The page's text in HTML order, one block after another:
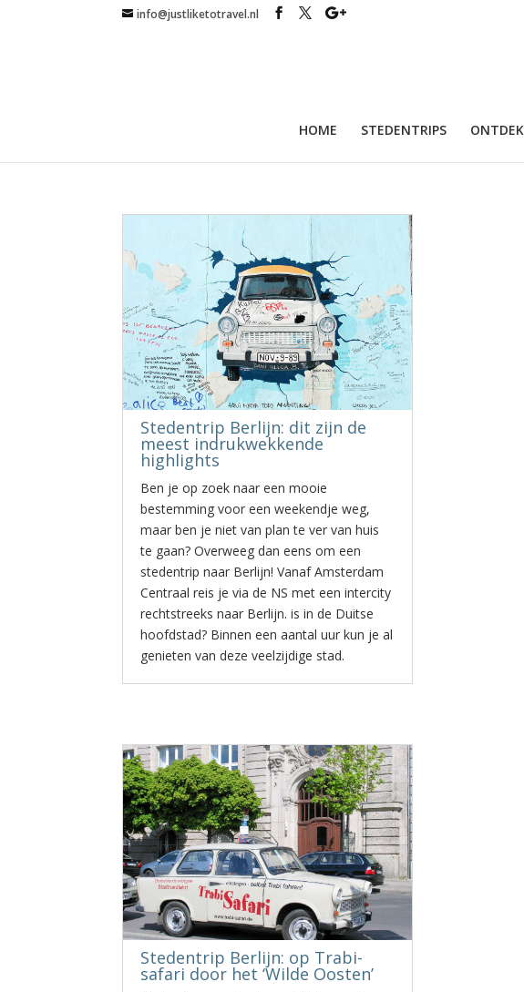
info@justliketotravel.nl
HOME STEDENTRIPS ONTDEK
Stedentrip Berlijn: dit zijn de
meest indrukwekkende
highlights
Ben je op zoek naar een mooie
bestemming voor een weekendje weg,
maar ben je niet van plan te ver van huis
te gaan? Overweeg dan eens om een
stedentrip naar Berlijn! Vanaf Amsterdam
Centraal reis je via de NS met een intercity
rechtstreeks naar Berlijn. is in de Duitse
hoofdstad? Binnen een aantal uur kun je al
genieten van deze veelzijdige stad.
Stedentrip Berlijn: op Trabi-
safari door het ‘Wilde Oosten’